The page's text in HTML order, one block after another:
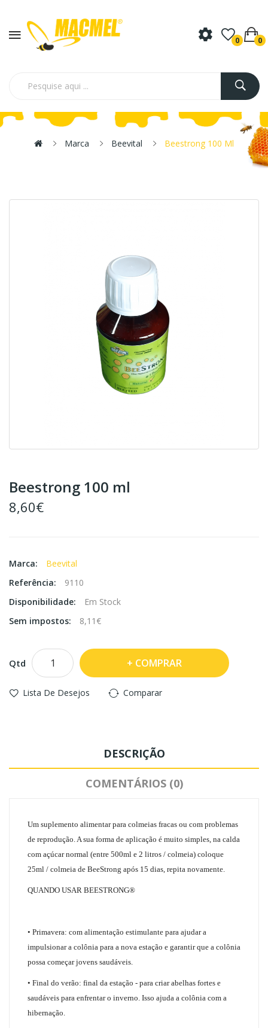
0 0
Marca Beevital Beestrong 100 Ml
Beestrong 100 ml
8,60€
Marca:
Beevital
Referência:
9110
Disponibilidade:
Em Stock
Sem impostos:
8,11€
Qtd COMPRAR
Lista De Desejos Comparar
DESCRIÇÃO
COMENTÁRIOS (0)
Um suplemento alimentar para colmeias fracas ou com problemas
de reprodução. A sua forma de aplicação é muito simples, na calda
com açúcar normal (entre 500ml e 2 litros / colmeia) coloque
25ml / colmeia de BeeStrong após 15 dias, repita novamente.
QUANDO USAR BEESTRONG®
• Primavera: com alimentação estimulante para ajudar a
impulsionar a colônia para a nova estação e garantir que a colônia
possa começar jovens saudáveis.
• Final do verão: final da estação - para criar abelhas fortes e
saudáveis ​​para enfrentar o inverno. Isso ajuda a colônia com a
hibernação.